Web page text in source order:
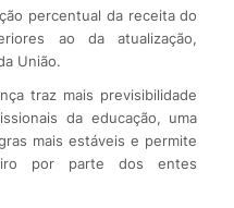
percentual da receita do
ao da atualização,
União.
traz mais previsibilidade
da educação, uma
mais estáveis e permite
por parte dos entes